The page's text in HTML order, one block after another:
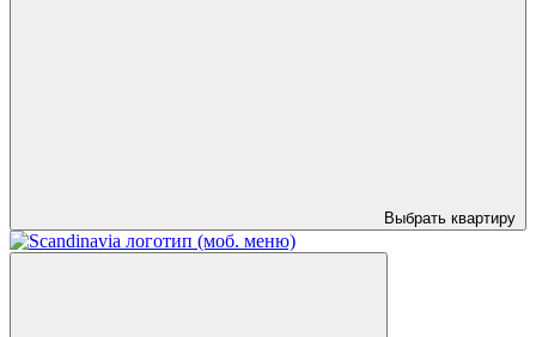
Выбрать квартиру